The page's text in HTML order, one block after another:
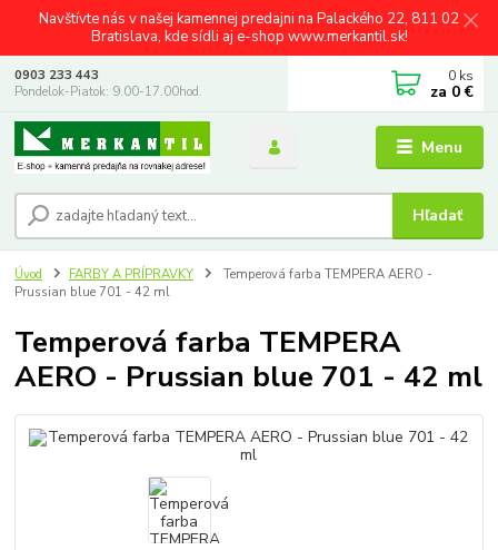
Navštívte nás v našej kamennej predajni na Palackého 22, 811 02
Bratislava, kde sídli aj e-shop www.merkantil.sk!
Menu
Hľadať
0903 233 443
Pondelok-Piatok: 9.00-17.00hod.
0 ks
za 0 €
Úvod FARBY A PRÍPRAVKY
Temperová farba TEMPERA AERO -
Prussian blue 701 - 42 ml
Temperová farba TEMPERA
AERO - Prussian blue 701 - 42 ml